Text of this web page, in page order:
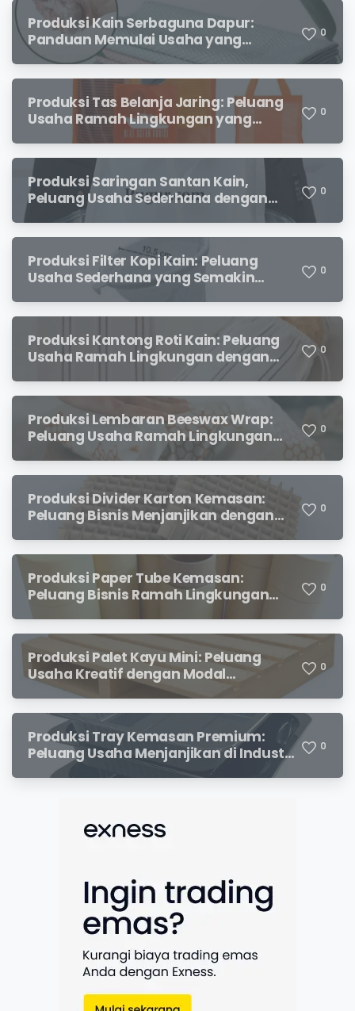
Produksi Kain Serbaguna Dapur:
Panduan Memulai Usaha yang
Menjanjikan untuk Pebisnis Pemula
0
Produksi Tas Belanja Jaring: Peluang
Usaha Ramah Lingkungan yang
0
Produksi Saringan Santan Kain,
Peluang Usaha Sederhana dengan
Permintaan yang Terus Meningkat
0
Produksi Filter Kopi Kain: Peluang
Usaha Sederhana yang Semakin
Diminati Pecinta Kopi
0
Produksi Kantong Roti Kain: Peluang
Usaha Ramah Lingkungan dengan
0
Produksi Lembaran Beeswax Wrap:
Peluang Usaha Ramah Lingkungan
yang Menjanjikan
0
Produksi Divider Karton Kemasan:
Peluang Bisnis Menjanjikan dengan
Permintaan yang Terus Meningkat
0
Produksi Paper Tube Kemasan:
Peluang Bisnis Ramah Lingkungan
0
Produksi Palet Kayu Mini: Peluang
Usaha Kreatif dengan Modal
Terjangkau dan Potensi Keuntungan
0
Produksi Tray Kemasan Premium:
Peluang Usaha Menjanjikan di Industri
Packaging Modern
0